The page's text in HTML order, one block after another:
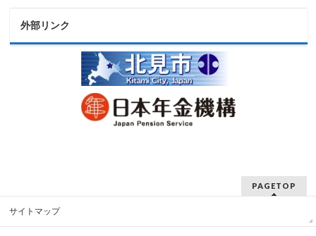
外部リンク
PAGETOP
サイトマップ